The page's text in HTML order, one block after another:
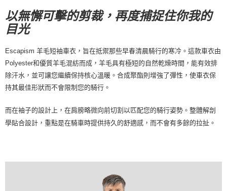
每筆NT$80，滿NT$10,000(含以上)免運費
宅配
以無懈可擊的剪裁，再度捕捉住你我的
目光
Escapism 羊毛短袖車衣，旨在抵禦那些早春清晨騎行的寒冷。這款車衣由
Polyester和優質羊毛混紡而成，羊毛具有極短的自然乾燥時間，能有效排
除汗水，並可讓您繼續保持核心溫暖。合成聚酯則增強了彈性，使車衣保
持其最佳形狀而不會限制您的騎行。
而在袖子的設計上，在肩膀略微向前切割以匹配您的騎行姿勢。整體解剖
學貼合設計，重點是在騎車時提供持久的舒適感，而不會有多餘的拉扯。